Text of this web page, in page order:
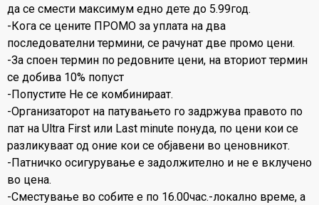
да се смести максимум едно дете до 5.99год.
-Кога се цените ПРОМО за уплата на два
последователни термини, се рачунат две промо цени.
-За споен термин по редовните цени, на вториот термин
се добива 10% попуст
-Попустите Не се комбинираат.
-Организаторот на патувањето го задржува правото по
пат на Ultra First или Last minute понуда, по цени кои се
разликуваат од оние кои се објавени во ценовникот.
-Патничко осигурување е задолжително и не е вклучено
во цена.
-Сместување во собите е по 16.00час.-локално време, а